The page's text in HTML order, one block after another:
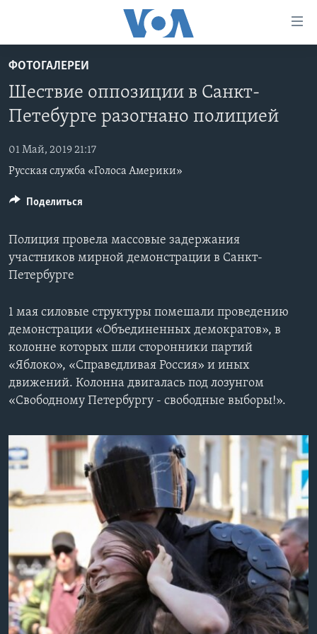
на
основной
контент
навигации
Перейти
поиск
ПРОГРАММЫ
АМЕРИКА
НОВОСТИ ЗА МИНУТУ
ИТОГИ
ПОЧЕМУ ЭТО ВАЖНО?
ДЕТАЛИ
НЬЮ-ЙОРК NEW YORK
ПРОЕКТЫ
УЧИМ АНГЛИЙСКИЙ
НАША АМЕРИКАНСКАЯ ИСТОРИЯ
А КАК В АМЕРИКЕ?
АМЕРИКАНСКИЕ ГОРОДКИ
ТЕСТЫ
ЭКСПЕРТИЗА
ИНТЕРВЬЮ
ФАКТЫ ПРОТИВ ФЕЙКОВ
УЧИМ АНГЛИЙСКИЙ
ВИДЕО
Learning English
СОЦИАЛЬНЫЕ СЕТИ
Языки
ФОТОГАЛЕРЕИ
Шествие оппозиции в Санкт-
Петебурге разогнано полицией
01 Май, 2019 21:17
Русская служба «Голоса Америки»
Полиция провела массовые задержания
участников мирной демонстрации в Санкт-
Петербурге
1 мая силовые структуры помешали проведению
демонстрации «Объединенных демократов», в
колонне которых шли сторонники партий
«Яблоко», «Справедливая Россия» и иных
движений. Колонна двигалась под лозунгом
«Свободному Петербургу - свободные выборы!».
Поделиться